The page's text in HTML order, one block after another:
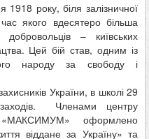
року, біля залізничної
якого вдесятеро більша
– київських
Цей бій став, одним із
народу за свободу і
України, в школі 29
Членами центру
«МАКСИМУМ» оформлено
віддане за Україну» та